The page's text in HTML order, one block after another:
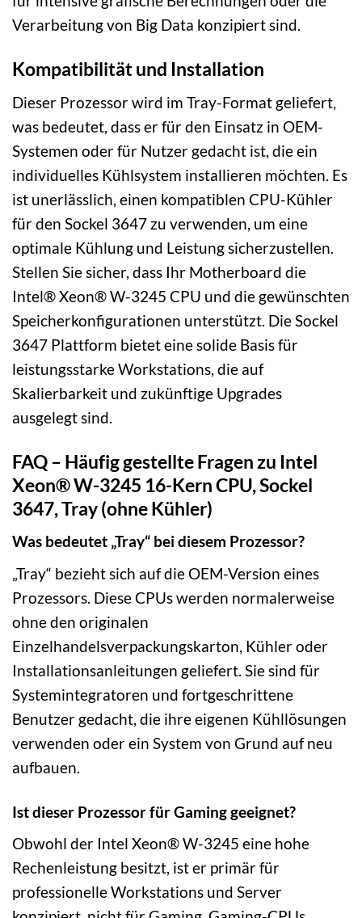
Verarbeitung von Big Data konzipiert sind.
Kompatibilität und Installation
Dieser Prozessor wird im Tray-Format geliefert,
was bedeutet, dass er für den Einsatz in OEM-
Systemen oder für Nutzer gedacht ist, die ein
individuelles Kühlsystem installieren möchten. Es
ist unerlässlich, einen kompatiblen CPU-Kühler
für den Sockel 3647 zu verwenden, um eine
optimale Kühlung und Leistung sicherzustellen.
Stellen Sie sicher, dass Ihr Motherboard die
Intel® Xeon® W-3245 CPU und die gewünschten
Speicherkonfigurationen unterstützt. Die Sockel
3647 Plattform bietet eine solide Basis für
leistungsstarke Workstations, die auf
Skalierbarkeit und zukünftige Upgrades
ausgelegt sind.
FAQ – Häufig gestellte Fragen zu Intel
Xeon® W-3245 16-Kern CPU, Sockel
3647, Tray (ohne Kühler)
Was bedeutet „Tray“ bei diesem Prozessor?
„Tray“ bezieht sich auf die OEM-Version eines
Prozessors. Diese CPUs werden normalerweise
ohne den originalen
Einzelhandelsverpackungskarton, Kühler oder
Installationsanleitungen geliefert. Sie sind für
Systemintegratoren und fortgeschrittene
Benutzer gedacht, die ihre eigenen Kühllösungen
verwenden oder ein System von Grund auf neu
aufbauen.
Ist dieser Prozessor für Gaming geeignet?
Obwohl der Intel Xeon® W-3245 eine hohe
Rechenleistung besitzt, ist er primär für
professionelle Workstations und Server